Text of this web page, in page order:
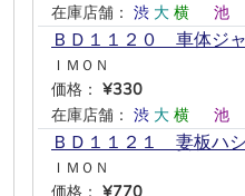
在庫店舗： 渋 大 横 池
ＢＤ１１２０ 車体ジャ
ＩＭＯＮ
価格： ¥330
在庫店舗： 渋 大 横 池
ＢＤ１１２１ 妻板ハ
ＩＭＯＮ
価格： ¥770